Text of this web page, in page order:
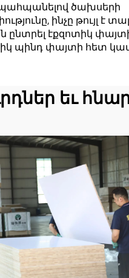
պահպանելով ծախսերի
ինչը թույլ է
ընտրել էքզոտիկ
պինդ փայտի հետ
եւ